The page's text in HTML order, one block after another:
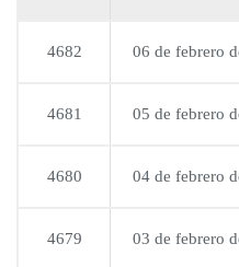
4682 06 de febrero
4681 05 de febrero
4680 04 de febrero
4679 03 de febrero